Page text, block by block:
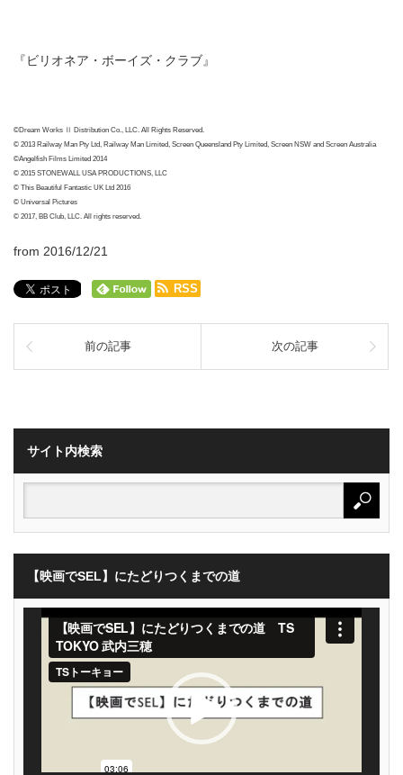
『ビリオネア・ボーイズ・クラブ』
©Dream Works Ⅱ Distribution Co., LLC. All Rights Reserved.
© 2013 Railway Man Pty Ltd, Railway Man Limited, Screen Queensland Pty Limited, Screen NSW and Screen Australia
©Angelfish Films Limited 2014
© 2015 STONEWALL USA PRODUCTIONS, LLC
© This Beautiful Fantastic UK Ltd 2016
© Universal Pictures
© 2017, BB Club, LLC. All rights reserved.
from 2016/12/21
RSS
前の記事 次の記事
サイト内検索
【映画でSEL】にたどりつくまでの道